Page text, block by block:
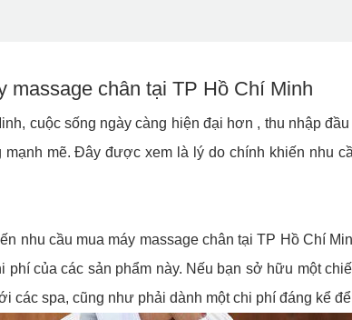
massage chân tại TP Hồ Chí Minh
cuộc sống ngày càng hiện đại hơn , thu nhập
mạnh mẽ. Đây được xem là lý do chính khiến nhu
nhu cầu mua máy massage chân tại TP Hồ Chí
phí của các sản phẩm này. Nếu bạn sở hữu một
các spa, cũng như phải dành một chi phí đáng kể